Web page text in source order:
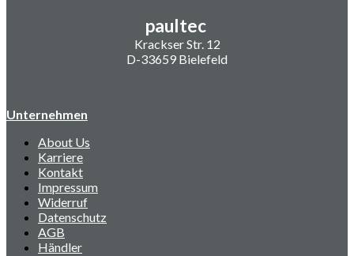
paultec
Krackser Str. 12
D-33659 Bielefeld
Unternehmen
About Us
Karriere
Kontakt
Impressum
Widerruf
Datenschutz
AGB
Händler